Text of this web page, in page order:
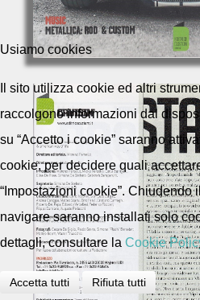
Usiamo cookies
Il sito utilizza cookie ed altri
raccolgono informazioni dal
su “Accetto i cookie” saranno
cookie, per decidere quali
“Impostazioni cookie”. Chiudendo
navigare saranno installati solo
dettagli, consultare la Cookie
Accetta tutti Rifiuta tutti